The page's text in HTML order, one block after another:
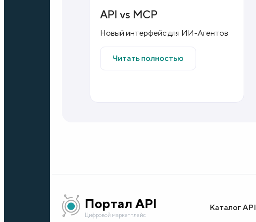
API vs MCP
Новый интерфейс для ИИ-Агентов
Читать полностью
Портал API
Цифровой маркетплейс
Каталог API